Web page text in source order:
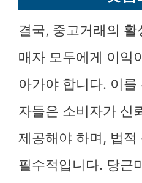
결국, 중고거래의
매자 모두에게 이익
아가야 합니다. 이
자들은 소비자가 신
제공해야 하며, 법적
필수적입니다. 당근